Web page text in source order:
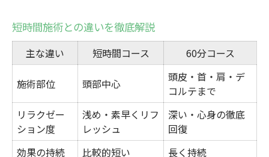
短時間施術との違いを徹底解説
主な違い 短時間コース 60分コース
施術部位 頭部中心
頭皮・首・肩・デ
コルテまで
リラクゼー
ション度
浅め・素早くリフ
レッシュ
深い・心身の徹底
回復
効果の持続
比較的短い 長く持続